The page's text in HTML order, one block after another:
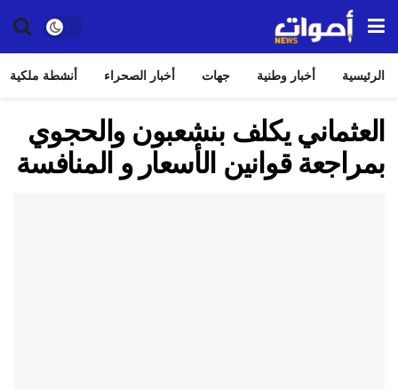
الرئيسية أخبار وطنية جهات أخبار الصحراء أنشطة ملكية
العثماني يكلف بنشعبون والحجوي
بمراجعة قوانين الأسعار و المنافسة